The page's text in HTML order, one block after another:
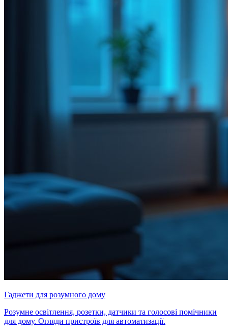
Гаджети для розумного дому
Розумне освітлення, розетки, датчики та голосові помічники
для дому. Огляди пристроїв для автоматизації.